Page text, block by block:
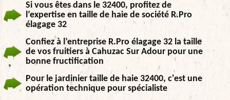
Si vous êtes dans le 32400, profitez de
l’expertise en taille de haie de société R.Pro
élagage 32
Confiez à l’entreprise R.Pro élagage 32 la taille
de vos fruitiers à Cahuzac Sur Adour pour une
bonne fructification
Pour le jardinier taille de haie 32400, c'est une
opération technique pour spécialiste